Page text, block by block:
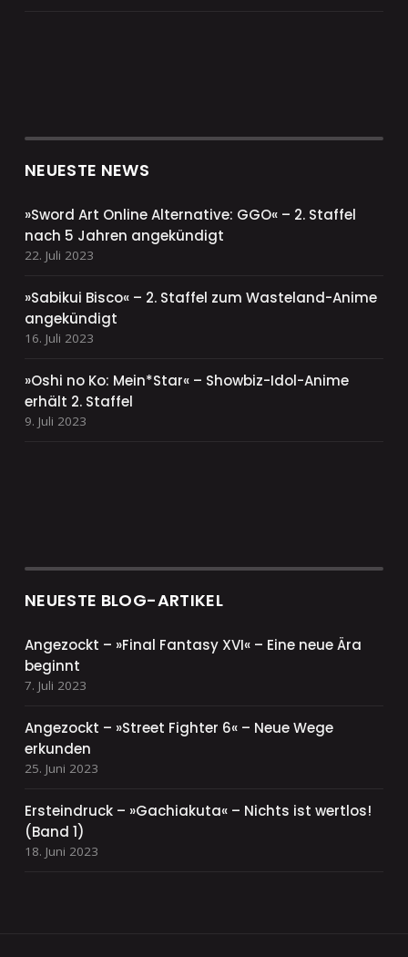
NEUESTE NEWS
»Sword Art Online Alternative: GGO« – 2. Staffel
nach 5 Jahren angekündigt
22. Juli 2023
»Sabikui Bisco« – 2. Staffel zum Wasteland-Anime
angekündigt
16. Juli 2023
»Oshi no Ko: Mein*Star« – Showbiz-Idol-Anime
erhält 2. Staffel
9. Juli 2023
NEUESTE BLOG-ARTIKEL
Angezockt – »Final Fantasy XVI« – Eine neue Ära
beginnt
7. Juli 2023
Angezockt – »Street Fighter 6« – Neue Wege
erkunden
25. Juni 2023
Ersteindruck – »Gachiakuta« – Nichts ist wertlos!
(Band 1)
18. Juni 2023